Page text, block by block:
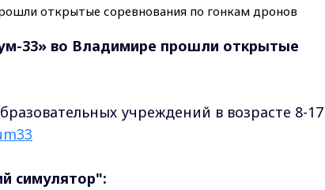
33» во Владимире прошли открытые
учреждений в возрасте 8-17
симулятор":